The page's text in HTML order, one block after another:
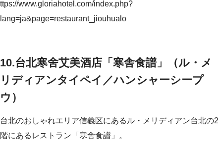
ttps://www.gloriahotel.com/index.php?
lang=ja&page=restaurant_jiouhualo
10.台北寒舍艾美酒店「寒舎食譜」（ル・メ
リディアンタイペイ／ハンシャーシープ
ウ）
台北のおしゃれエリア信義区にあるル・メリディアン台北の2
階にあるレストラン「寒舎食譜」。